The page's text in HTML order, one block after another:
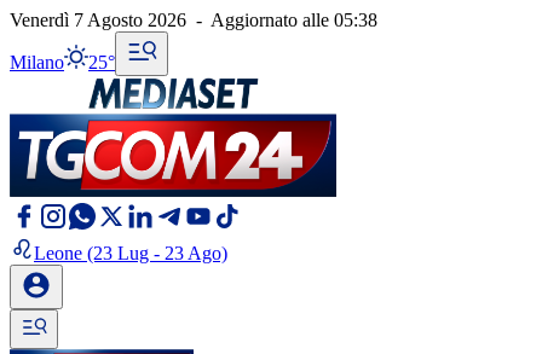
Venerdì 7 Agosto 2026 - Aggiornato alle 05:38
Milano 25°
Leone (23 Lug - 23 Ago)